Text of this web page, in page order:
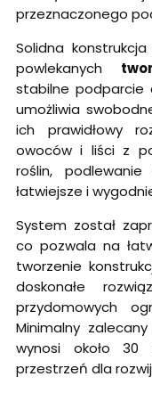
przeznaczonego
Solidna
powlekanych
stabilne podparcie
umożliwia
ich prawidłowy
owoców i liści z
roślin,
łatwiejsze i
System został
co pozwala na
tworzenie
doskonałe
przydomowych
Minimalny
wynosi około 30
przestrzeń dla